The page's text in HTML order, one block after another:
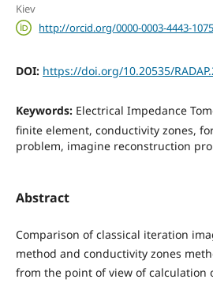
Kiev
http://orcid.org/0000-0003-4443-
DOI: https://doi.org/10.20535/
Keywords: Electrical Impedance
finite element, conductivity zones,
problem, imagine reconstruction
Abstract
Comparison of classical iteration
method and conductivity zones
from the point of view of calculation